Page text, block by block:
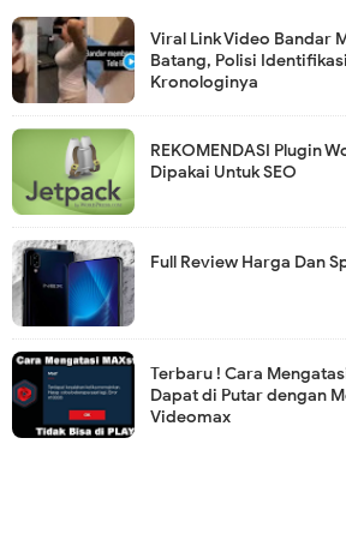
Viral Link Video Bandar
Batang, Polisi
Kronologinya
REKOMENDASI Plugin
Dipakai Untuk SEO
Full Review Harga Dan
Terbaru ! Cara
Dapat di Putar dengan
Videomax